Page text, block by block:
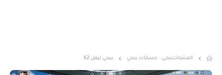
المنتجاتببجي, حسابات ببجي ببجي ليفل 62